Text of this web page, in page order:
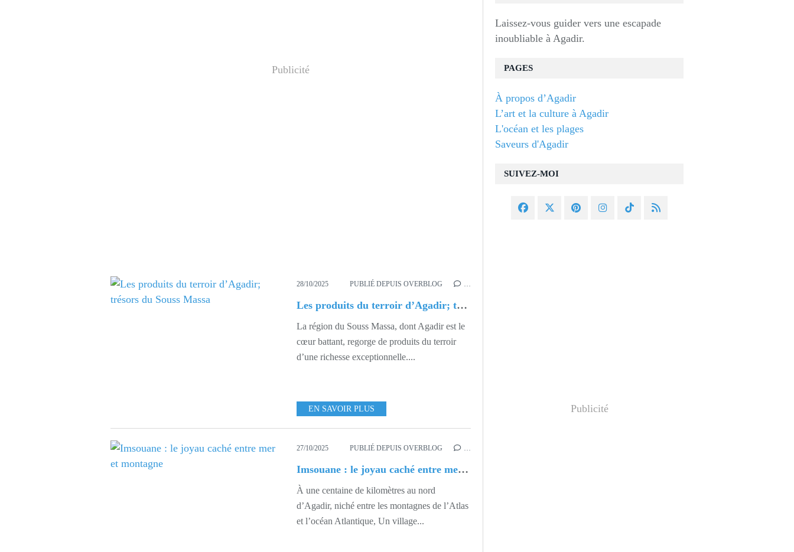
Publicité
28/10/2025 PUBLIÉ DEPUIS OVERBLOG …
Les produits du terroir d’Agadir; trésors du Souss Massa
La région du Souss Massa, dont Agadir est le
cœur battant, regorge de produits du terroir
d’une richesse exceptionnelle....
EN SAVOIR PLUS
27/10/2025 PUBLIÉ DEPUIS OVERBLOG …
Imsouane : le joyau caché entre mer et montagne
À une centaine de kilomètres au nord
d’Agadir, niché entre les montagnes de l’Atlas
et l’océan Atlantique, Un village...
SUIVEZ-MOI
Laissez-vous guider vers une escapade
inoubliable à Agadir.
Publicité
PAGES
À propos d’Agadir
L’art et la culture à Agadir
L'océan et les plages
Saveurs d'Agadir